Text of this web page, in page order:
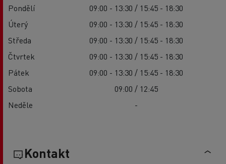
Pondělí
09:00 - 13:30 / 15:45 - 18:30
Úterý
09:00 - 13:30 / 15:45 - 18:30
Středa
09:00 - 13:30 / 15:45 - 18:30
Čtvrtek
09:00 - 13:30 / 15:45 - 18:30
Pátek
09:00 - 13:30 / 15:45 - 18:30
Sobota
09:00 / 12:45
Neděle
-
Kontakt